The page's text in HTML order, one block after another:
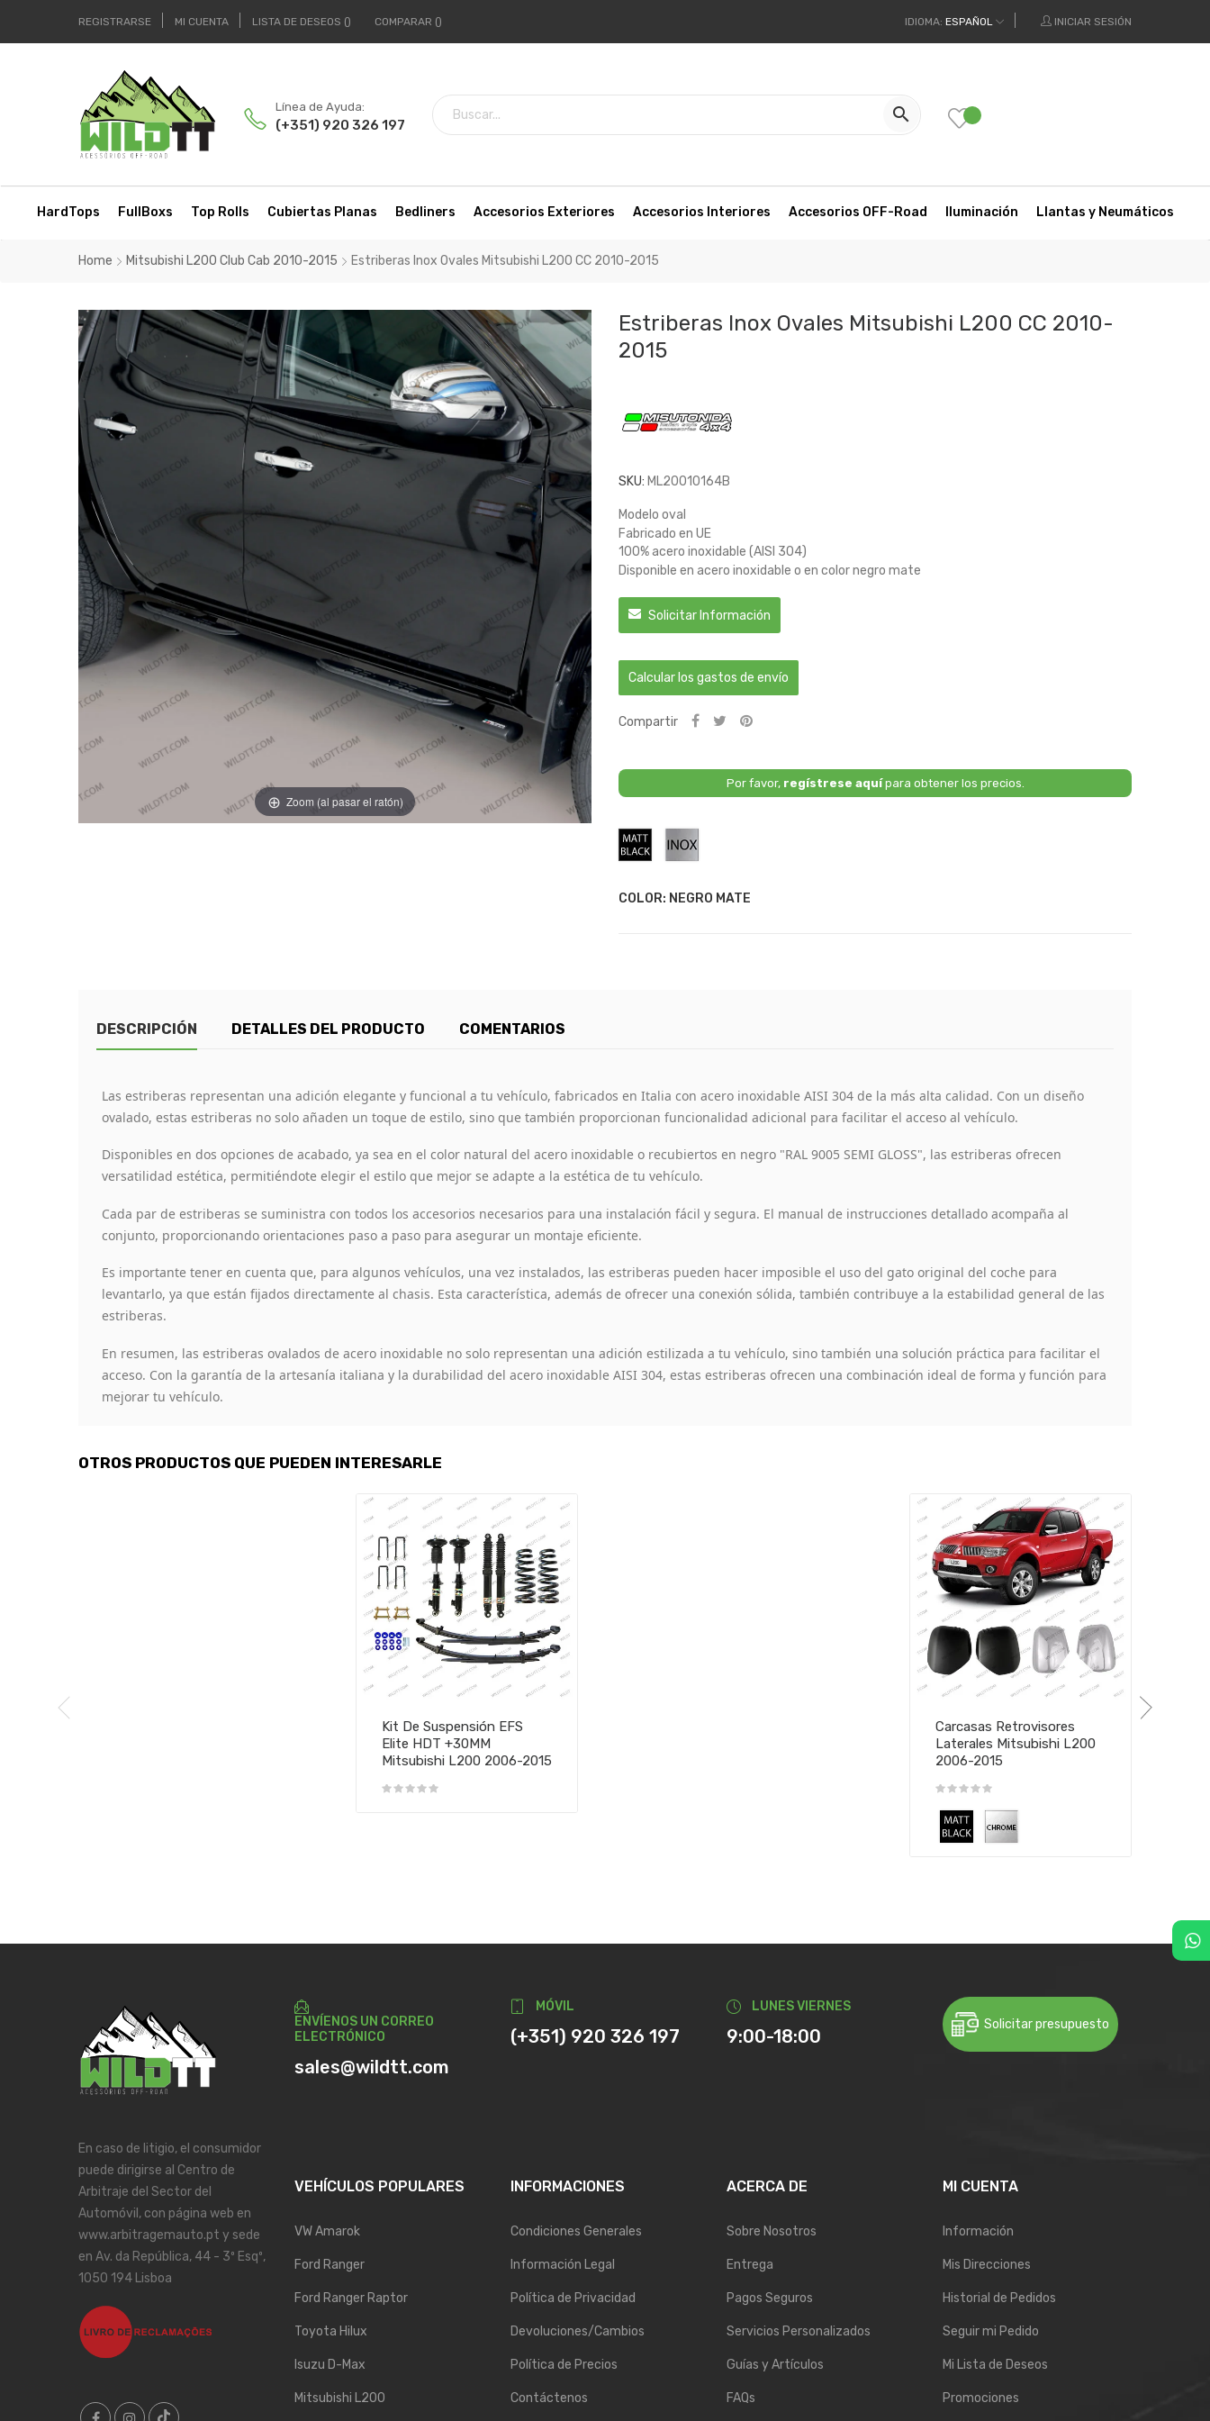
REGISTRARSE MI CUENTA LISTA DE DESEOS COMPARAR IDIOMA: ESPAÑOL INICIAR SESIÓN
Línea de Ayuda:
(+351) 920 326 197

HardTops FullBoxs Top Rolls Cubiertas Planas Bedliners Accesorios Exteriores Accesorios Interiores Accesorios OFF-Road Iluminación Llantas y Neumáticos
Home Mitsubishi L200 Club Cab 2010-2015 Estriberas Inox Ovales Mitsubishi L200 CC 2010-2015
Zoom (al pasar el ratón)
Estriberas Inox Ovales Mitsubishi L200 CC 2010-
2015
SKU: ML20010164B
Modelo oval
Fabricado en UE
100% acero inoxidable (AISI 304)
Disponible en acero inoxidable o en color negro mate
Solicitar Información
Calcular los gastos de envío
Compartir
Por favor, regístrese aquípara obtener los precios.
COLOR: NEGRO MATE
Negro
Mate
DESCRIPCIÓN DETALLES DEL PRODUCTO COMENTARIOS
Las estriberas representan una adición elegante y funcional a tu vehículo, fabricados en Italia con acero inoxidable AISI 304 de la más alta calidad. Con un diseño
ovalado, estas estriberas no solo añaden un toque de estilo, sino que también proporcionan funcionalidad adicional para facilitar el acceso al vehículo.
Disponibles en dos opciones de acabado, ya sea en el color natural del acero inoxidable o recubiertos en negro "RAL 9005 SEMI GLOSS", las estriberas ofrecen
versatilidad estética, permitiéndote elegir el estilo que mejor se adapte a la estética de tu vehículo.
Cada par de estriberas se suministra con todos los accesorios necesarios para una instalación fácil y segura. El manual de instrucciones detallado acompaña al
conjunto, proporcionando orientaciones paso a paso para asegurar un montaje eficiente.
Es importante tener en cuenta que, para algunos vehículos, una vez instalados, las estriberas pueden hacer imposible el uso del gato original del coche para
levantarlo, ya que están fijados directamente al chasis. Esta característica, además de ofrecer una conexión sólida, también contribuye a la estabilidad general de las
estriberas.
En resumen, las estriberas ovalados de acero inoxidable no solo representan una adición estilizada a tu vehículo, sino también una solución práctica para facilitar el
acceso. Con la garantía de la artesanía italiana y la durabilidad del acero inoxidable AISI 304, estas estriberas ofrecen una combinación ideal de forma y función para
mejorar tu vehículo.
OTROS PRODUCTOS QUE PUEDEN INTERESARLE
Kit De Suspensión EFS
Elite HDT +30MM
Mitsubishi L200 2006-2015
Carcasas Retrovisores
Laterales Mitsubishi L200
2006-2015
ENVÍENOS UN CORREO
ELECTRÓNICO
sales@wildtt.com
MÓVIL
(+351) 920 326 197
LUNES VIERNES
9:00-18:00
Solicitar presupuesto
En caso de litigio, el consumidor
puede dirigirse al Centro de
Arbitraje del Sector del
Automóvil, con página web en
www.arbitragemauto.pt y sede
en Av. da República, 44 - 3º Esqº,
1050 194 Lisboa
VEHÍCULOS POPULARES
VW Amarok
Ford Ranger
Ford Ranger Raptor
Toyota Hilux
Isuzu D-Max
Mitsubishi L200
INFORMACIONES
Condiciones Generales
Información Legal
Política de Privacidad
Devoluciones/Cambios
Política de Precios
Contáctenos
ACERCA DE
Sobre Nosotros
Entrega
Pagos Seguros
Servicios Personalizados
Guías y Artículos
FAQs
MI CUENTA
Información
Mis Direcciones
Historial de Pedidos
Seguir mi Pedido
Mi Lista de Deseos
Promociones